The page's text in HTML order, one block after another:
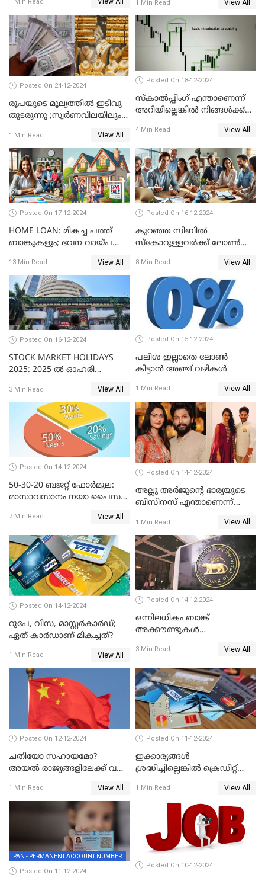
ഉടമകൾ അറിയേണ്ട
കാര്യങ്ങൾ
1 Min Read View All
Posted On 24-12-2024
രൂപയുടെ മൂല്യത്തില്‍ ഇടിവു
തുടരുന്നു ;സ്വര്‍ണവിലയിലും
1 Min Read View All
Posted On 18-12-2024
സ്കാൽപ്പിംഗ് എന്താണെന്ന്
അറിയില്ലെങ്കിൽ നിങ്ങൾക്ക്
4 Min Read View All
Posted On 17-12-2024
HOME LOAN: മികച്ച പത്ത്
ബാങ്കുകളും; ഭവന വായ്പ
13 Min Read View All
Posted On 16-12-2024
കുറഞ്ഞ സിബിൽ
സ്കോറുള്ളവർക്ക് ലോൺ
8 Min Read View All
Posted On 16-12-2024
STOCK MARKET HOLIDAYS
2025: 2025 ൽ ഓഹരി
ദിനങ്ങൾ
3 Min Read View All
Posted On 15-12-2024
പലിശ ഇല്ലാതെ ലോൺ
കിട്ടാൻ അഞ്ച് വഴികൾ
1 Min Read View All
Posted On 14-12-2024
50-30-20 ബജറ്റ് ഫോർമുല:
മാസാവസാനം നയാ പൈസ
7 Min Read View All
Posted On 14-12-2024
അല്ലു അർജുൻ്റെ ഭാര്യയുടെ
ബിസിനസ് എന്താണെന്ന്
1 Min Read View All
Posted On 14-12-2024
റുപേ, വിസ, മാസ്റ്റർകാർഡ്;
ഏത് കാർഡാണ് മികച്ചത്?
1 Min Read View All
Posted On 14-12-2024
ഒന്നിലധികം ബാങ്ക്
അക്കൗണ്ടുകൾ
ബി ഐ പറയുന്നത് എന്താണ്?
3 Min Read View All
Posted On 12-12-2024
ചതിയോ സഹായമോ?
അയൽ രാജ്യങ്ങളിലേക്ക് വൻ
ചൈന
1 Min Read View All
Posted On 11-12-2024
ഇക്കാര്യങ്ങൾ
ശ്രദ്ധിച്ചില്ലെങ്കിൽ ക്രെഡിറ്റ്
1 Min Read View All
PAN - PERMANENT ACCOUNT NUMBER
Posted On 11-12-2024
Posted On 10-12-2024